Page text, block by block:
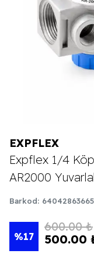
EXPFLEX
Expflex 1/4
AR2000
Barkod:
%17
600.00 ₺
500.00